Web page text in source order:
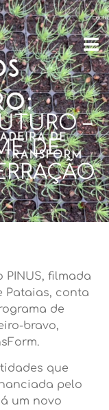
–
DE
PINUS, filmada
Pataias, conta
de
bravo,
que
pelo
um novo